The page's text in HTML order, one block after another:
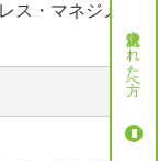
ス・マネジメ
就労決定された方へ